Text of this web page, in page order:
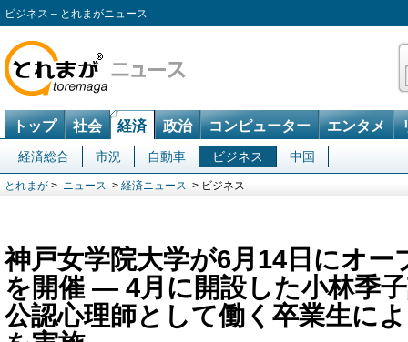
ビジネス – とれまがニュース
トップ 社会 経済 政治 コンピューター エンタメ
経済総合 市況 自動車 ビジネス 中国
とれまが > ニュース > 経済ニュース > ビジネス
神戸女学院大学が6月14日にオー
を開催 ― 4月に開設した小林季
公認心理師として働く卒業生に